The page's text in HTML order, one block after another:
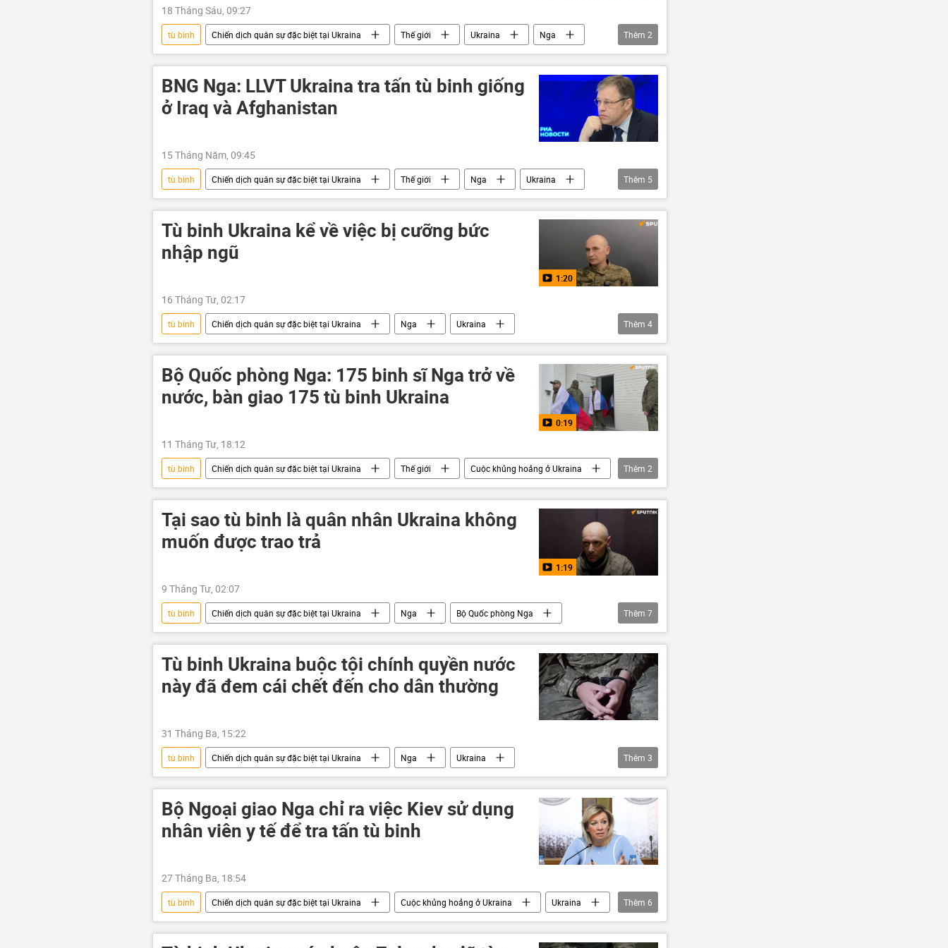
18 Tháng Sáu, 09:27
tù binh Chiến dịch quân sự đặc biệt tại Ukraina Thế giới Ukraina
Nga
bị thương
vụ sát hại
Thêm 2
BNG Nga: LLVT Ukraina tra tấn tù binh giống
ở Iraq và Afghanistan
15 Tháng Năm, 09:45
tù binh Chiến dịch quân sự đặc biệt tại Ukraina Thế giới Nga
Ukraina
Bộ Ngoại giao Nga
Afghanistan Quân sự Iraq tra tấn
Thêm 5
Tù binh Ukraina kể về việc bị cưỡng bức
nhập ngũ
1:20
16 Tháng Tư, 02:17
tù binh Chiến dịch quân sự đặc biệt tại Ukraina Nga
Ukraina
Quân đội Ukraina
Cuộc khủng hoảng ở Ukraina xung đột quân sự
Video
Thế giới
Thêm 4
Bộ Quốc phòng Nga: 175 binh sĩ Nga trở về
nước, bàn giao 175 tù binh Ukraina
0:19
11 Tháng Tư, 18:12
tù binh Chiến dịch quân sự đặc biệt tại Ukraina Thế giới
Cuộc khủng hoảng ở Ukraina
Nga
Ukraina
Thêm 2
Tại sao tù binh là quân nhân Ukraina không
muốn được trao trả
1:19
9 Tháng Tư, 02:07
tù binh Chiến dịch quân sự đặc biệt tại Ukraina Nga
Bộ Quốc phòng Nga
Ukraina
Cuộc khủng hoảng ở Ukraina Quân đội Ukraina
Vladimir Zelensky
lực lượng vũ trang
Video xung đột quân sự
Thêm 7
Tù binh Ukraina buộc tội chính quyền nước
này đã đem cái chết đến cho dân thường
31 Tháng Ba, 15:22
tù binh Chiến dịch quân sự đặc biệt tại Ukraina Nga
Ukraina
Quân đội Ukraina
Thế giới Donbass Cuộc khủng hoảng ở Ukraina
Thêm 3
Bộ Ngoại giao Nga chỉ ra việc Kiev sử dụng
nhân viên y tế để tra tấn tù binh
27 Tháng Ba, 18:54
tù binh Chiến dịch quân sự đặc biệt tại Ukraina Cuộc khủng hoảng ở Ukraina
Ukraina
Nga
Bộ Ngoại giao Nga Thế giới Chính trị Quân sự y tế
Thêm 6